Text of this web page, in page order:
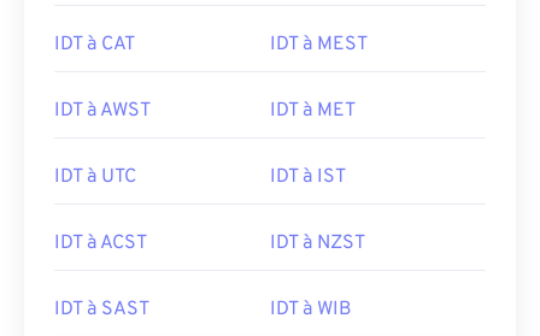
IDT à CAT IDT à MEST
IDT à AWST IDT à MET
IDT à UTC IDT à IST
IDT à ACST IDT à NZST
IDT à SAST IDT à WIB